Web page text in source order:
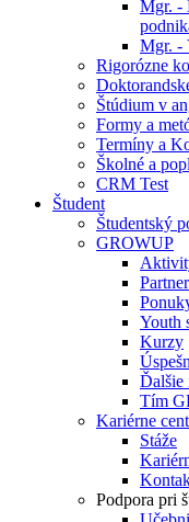
Mgr. -
Mgr. -
Rigorózne
Štúdium v
Formy a
Termíny a
Školné a
CRM Test
Študent
Študentský
GROWUP
Youth
Kurzy
Ďalšie
Tím
Kariérne
Stáže
Podpora pri